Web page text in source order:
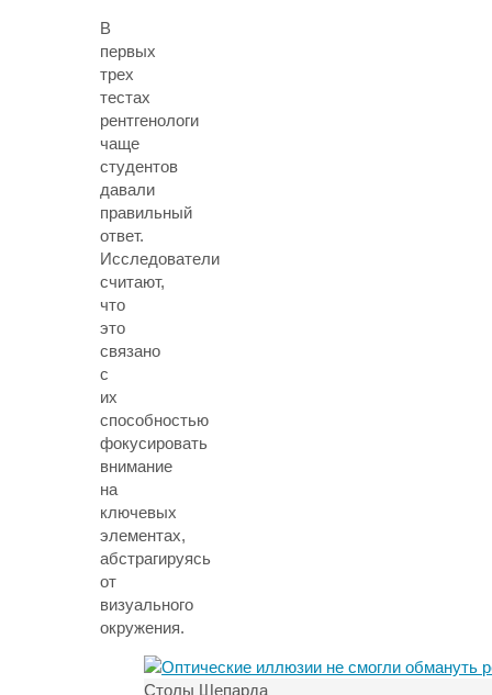
В
первых
трех
тестах
рентгенологи
чаще
студентов
давали
правильный
ответ.
Исследователи
считают,
что
это
связано
с
их
способностью
фокусировать
внимание
на
ключевых
элементах,
абстрагируясь
от
визуального
окружения.
Столы Шепарда